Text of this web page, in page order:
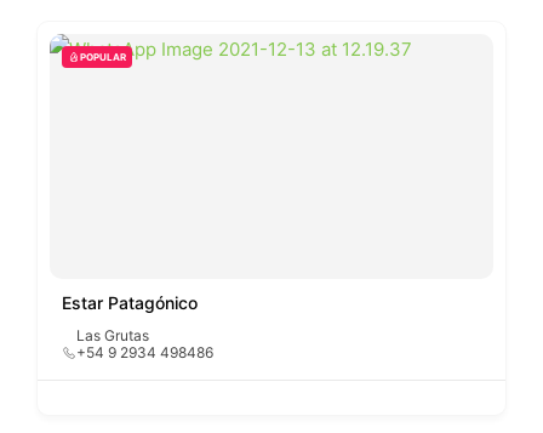
POPULAR
Estar Patagónico
Las Grutas
+54 9 2934 498486